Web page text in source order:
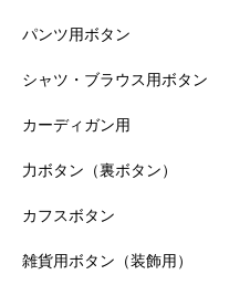
パンツ用ボタン
シャツ・ブラウス用ボタン
カーディガン用
力ボタン（裏ボタン）
カフスボタン
雑貨用ボタン（装飾用）